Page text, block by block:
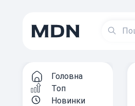
Головна
Топ
Новинки